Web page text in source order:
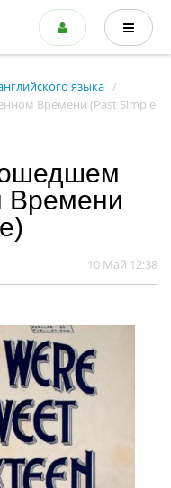
языка
Времени (Past Simple
Времени
10 Май 12:38